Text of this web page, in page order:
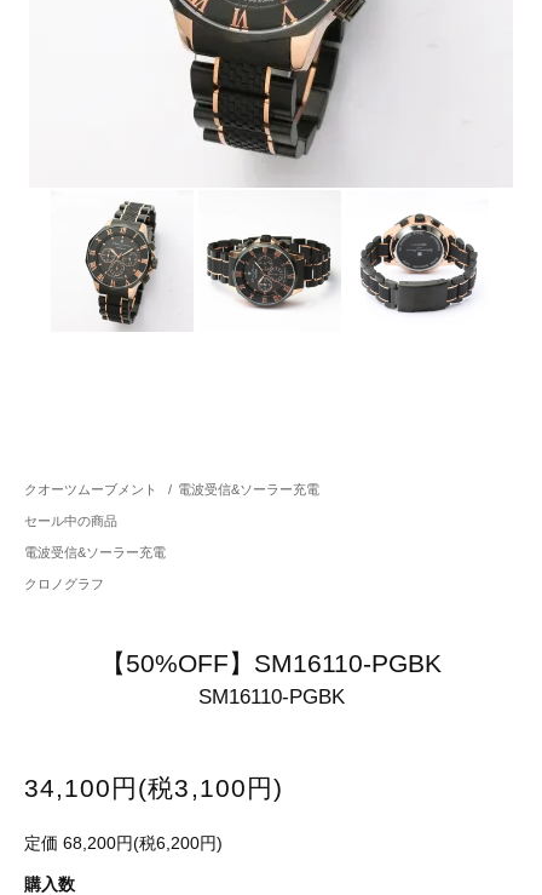
クオーツムーブメント / 電波受信&ソーラー充電
セール中の商品
電波受信&ソーラー充電
クロノグラフ
【50%OFF】SM16110-PGBK
SM16110-PGBK
34,100円(税3,100円)
定価 68,200円(税6,200円)
購入数